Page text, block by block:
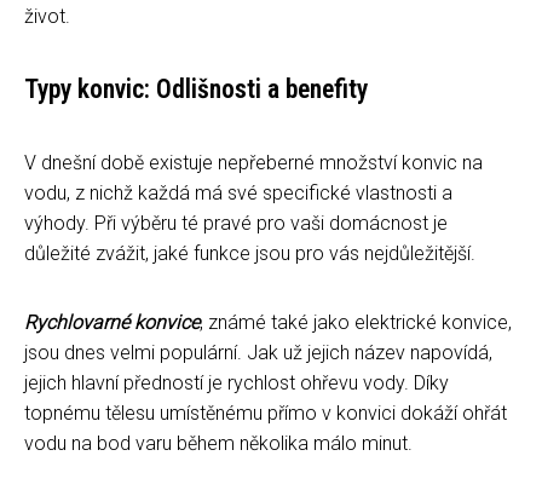
život.
Typy konvic: Odlišnosti a benefity
V dnešní době existuje nepřeberné množství konvic na
vodu, z nichž každá má své specifické vlastnosti a
výhody. Při výběru té pravé pro vaši domácnost je
důležité zvážit, jaké funkce jsou pro vás nejdůležitější.
Rychlovarné konvice, známé také jako elektrické konvice,
jsou dnes velmi populární. Jak už jejich název napovídá,
jejich hlavní předností je rychlost ohřevu vody. Díky
topnému tělesu umístěnému přímo v konvici dokáží ohřát
vodu na bod varu během několika málo minut.